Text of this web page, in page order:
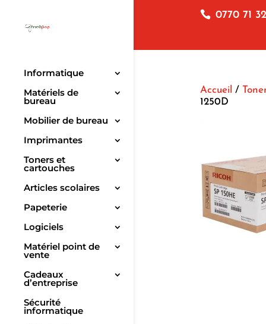
0770 71
Informatique
Matériels de
bureau
Mobilier de bureau
Imprimantes
Toners et
cartouches
Articles scolaires
Papeterie
Logiciels
Matériel point de
vente
Cadeaux
d’entreprise
Sécurité
informatique
Accueil /
1250D